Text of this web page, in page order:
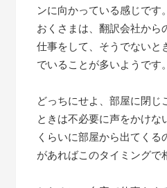
ンに向かっている感じです。
おくさまは、翻訳会社から
仕事をして、そうでないと
でいることが多いようです。
どっちにせよ、部屋に閉じ
ときは不必要に声をかけな
くらいに部屋から出てく
があればこのタイミングで